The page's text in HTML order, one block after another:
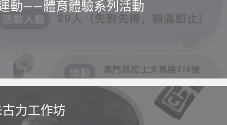
動——體育體驗系列活動
古力工作坊